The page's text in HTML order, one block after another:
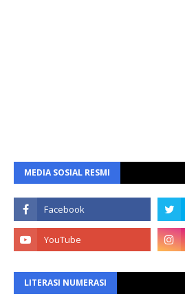
MEDIA SOSIAL RESMI
LITERASI NUMERASI